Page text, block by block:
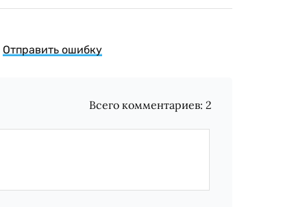
Отправить ошибку
Всего комментариев: 2